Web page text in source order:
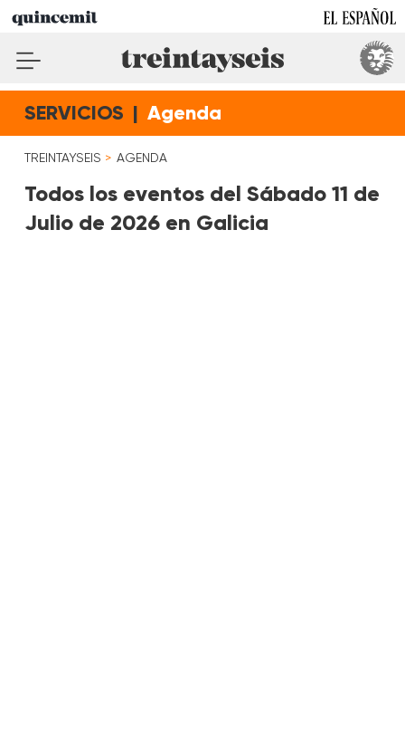
SERVICIOS | Agenda
TREINTAYSEIS AGENDA
Todos los eventos del Sábado 11 de
Julio de 2026 en Galicia